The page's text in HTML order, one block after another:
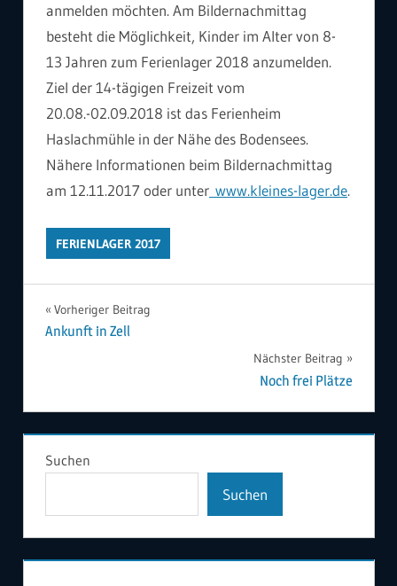
anmelden möchten. Am Bildernachmittag
besteht die Möglichkeit, Kinder im Alter von 8-
13 Jahren zum Ferienlager 2018 anzumelden.
Ziel der 14-tägigen Freizeit vom
20.08.-02.09.2018 ist das Ferienheim
Haslachmühle in der Nähe des Bodensees.
Nähere Informationen beim Bildernachmittag
am 12.11.2017 oder unter www.kleines-lager.de.
FERIENLAGER 2017
Beitragsnavigation
Vorheriger Beitrag
Ankunft in Zell
Nächster Beitrag
Noch frei Plätze
Suchen
Suchen